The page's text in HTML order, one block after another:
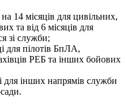
14 місяців для цивільних,
та від 6 місяців для
зі служби;
для пілотів БпЛА,
РЕБ та інших бойових
для інших напрямів служби